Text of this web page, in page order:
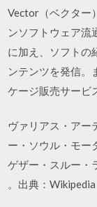
Vector（ベクター
ンソフトウェア流
に加え、ソフトの
ンテンツを発信。
ケージ販売サービ
ヴァリアス・アー
ー・ソウル・モー
ゲザー・スルー・
。出典：